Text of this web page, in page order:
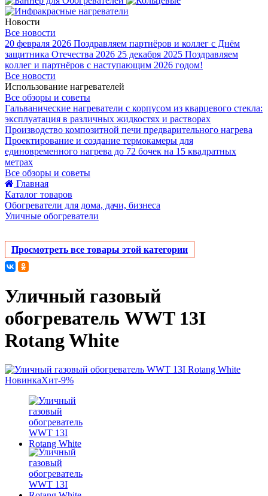
Новости
Все новости
20 февраля 2026 Поздравляем партнёров и коллег с Днём
защитника Отечества 2026 25 декабря 2025 Поздравляем
коллег и партнёров с наступающим 2026 годом!
Все новости
Использование нагревателей
Все обзоры и советы
Гальванические нагреватели с корпусом из кварцевого стекла:
эксплуатация в различных жидкостях и растворах
Производство композитной печи предварительного нагрева
Проектирование и создание термокамеры для
единовременного нагрева до 72 бочек на 15 квадратных
метрах
Все обзоры и советы
Главная
Каталог товаров
Обогреватели для дома, дачи, бизнеса
Уличные обогреватели
Просмотреть все товары этой категории
Уличный газовый
обогреватель WWT 13I
Rotang White
НовинкаХит-9%